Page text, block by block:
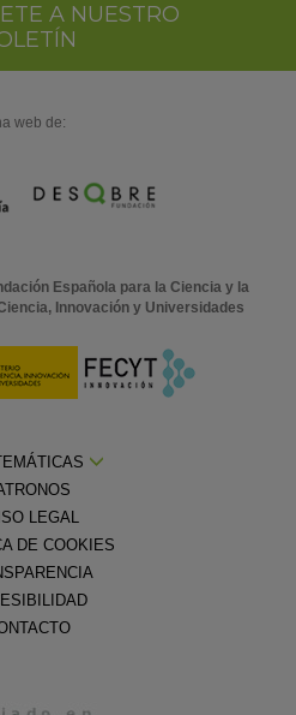
A NUESTRO
web de:
Española para la Ciencia y la
Innovación y Universidades
LEGAL
DE COOKIES